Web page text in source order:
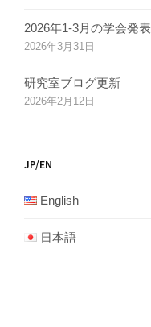
2026年1-3月の学会発表
2026年3月31日
研究室ブログ更新
2026年2月12日
JP/EN
English
日本語